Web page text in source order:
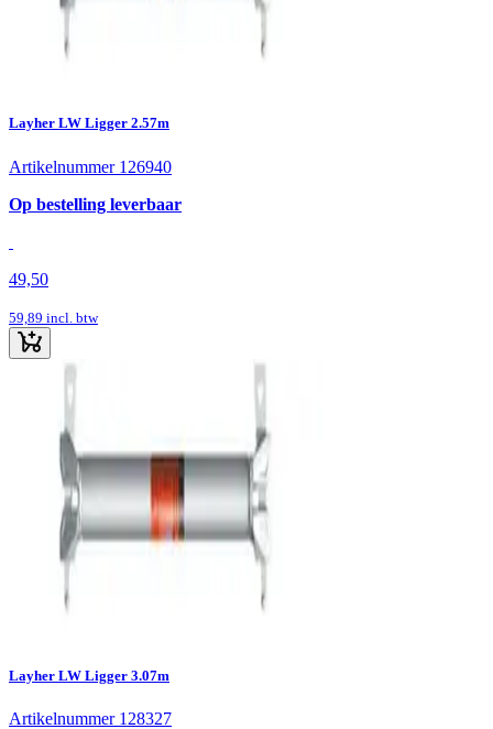
Layher LW Ligger 2.57m
Artikelnummer 126940
Op bestelling leverbaar
49,50
59,89 incl. btw
Layher LW Ligger 3.07m
Artikelnummer 128327